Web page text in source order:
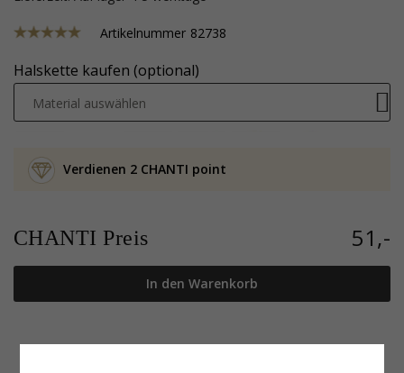
Artikelnummer 82738
Halskette kaufen (optional)
Material auswählen
Verdienen 2 CHANTI point
CHANTI Preis 51,-
In den Warenkorb